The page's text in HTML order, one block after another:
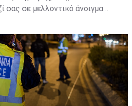
σας σε μελλοντικό άνοιγμα
από το αρχείο μας με
(3) ετών από την ημέρα